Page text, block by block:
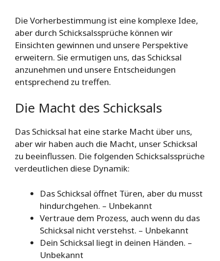
Die Vorherbestimmung ist eine komplexe Idee,
aber durch Schicksalssprüche können wir
Einsichten gewinnen und unsere Perspektive
erweitern. Sie ermutigen uns, das Schicksal
anzunehmen und unsere Entscheidungen
entsprechend zu treffen.
Die Macht des Schicksals
Das Schicksal hat eine starke Macht über uns,
aber wir haben auch die Macht, unser Schicksal
zu beeinflussen. Die folgenden Schicksalssprüche
verdeutlichen diese Dynamik:
Das Schicksal öffnet Türen, aber du musst
hindurchgehen. – Unbekannt
Vertraue dem Prozess, auch wenn du das
Schicksal nicht verstehst. – Unbekannt
Dein Schicksal liegt in deinen Händen. –
Unbekannt